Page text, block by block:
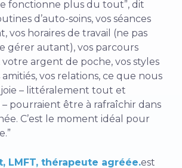
fonctionne plus du tout”, dit
d’auto-soins, vos séances
vos horaires de travail (ne pas
gérer autant), vos parcours
votre argent de poche, vos styles
vos relations, ce que nous
– littéralement tout et
– pourraient être à rafraîchir dans
C’est le moment idéal pour
LMFT, thérapeute agréée.est